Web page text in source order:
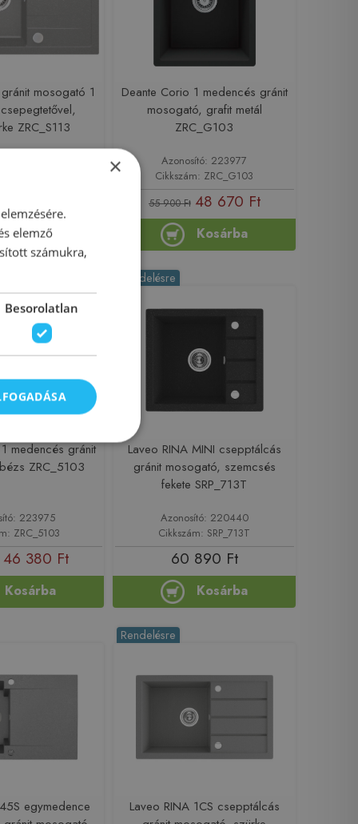
mosogató 1
ZRC_S113
Kosárba
Deante Corio 1 medencés gránit
mosogató, grafit metál
ZRC_G103
Azonosító: 223977
Cikkszám: ZRC_G103
55 900 Ft 48 670 Ft
Kosárba
medencés gránit
ZRC_5103
223975
ZRC_5103
46 380 Ft
Kosárba
Rendelésre
Laveo RINA MINI csepptálcás
gránit mosogató, szemcsés
fekete SRP_713T
Azonosító: 220440
Cikkszám: SRP_713T
60 890 Ft
Kosárba
egymedence
Rendelésre
Laveo RINA 1CS csepptálcás
×
elemző
számukra,
Besorolatlan